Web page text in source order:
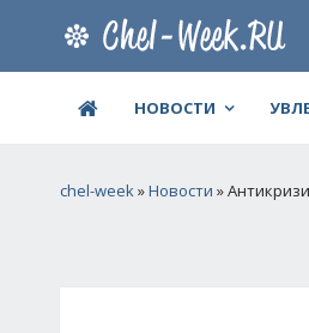
НОВОСТИ
chel-week»Новости »